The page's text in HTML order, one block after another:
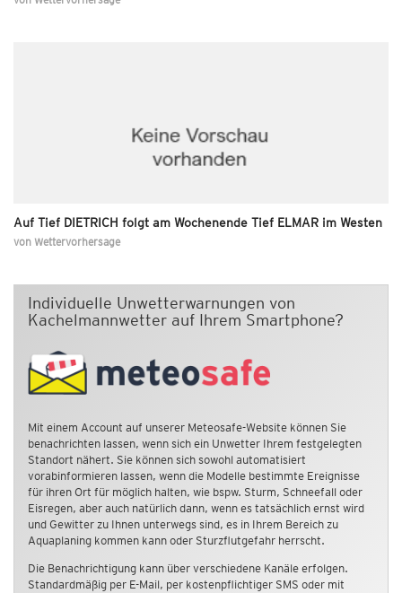
Auf Tief DIETRICH folgt am Wochenende Tief ELMAR im Westen
von Wettervorhersage
Individuelle Unwetterwarnungen von
Kachelmannwetter auf Ihrem Smartphone?
Mit einem Account auf unserer Meteosafe-Website können Sie
benachrichten lassen, wenn sich ein Unwetter Ihrem festgelegten
Standort nähert. Sie können sich sowohl automatisiert
vorabinformieren lassen, wenn die Modelle bestimmte Ereignisse
für ihren Ort für möglich halten, wie bspw. Sturm, Schneefall oder
Eisregen, aber auch natürlich dann, wenn es tatsächlich ernst wird
und Gewitter zu Ihnen unterwegs sind, es in Ihrem Bereich zu
Aquaplaning kommen kann oder Sturzflutgefahr herrscht.
Die Benachrichtigung kann über verschiedene Kanäle erfolgen.
Standardmäßig per E-Mail, per kostenpflichtiger SMS oder mit